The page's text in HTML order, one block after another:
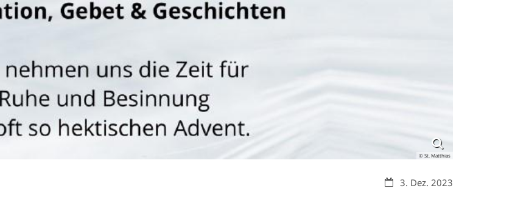
© St. Matthias
Datum:3. Dez. 2023